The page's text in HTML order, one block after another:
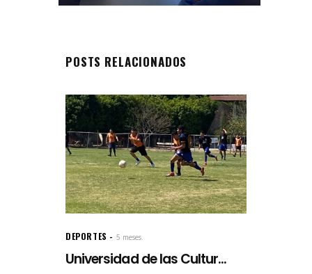
POSTS RELACIONADOS
DEPORTES 5 meses.
Universidad de las Cultur...